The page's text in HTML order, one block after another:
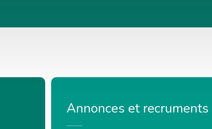
Annonces et recruments